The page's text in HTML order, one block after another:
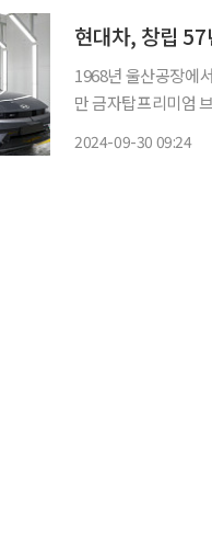
현대차, 창립
1968년 울산공장에
만 금자탑프리미엄
2024-09-30 09:24